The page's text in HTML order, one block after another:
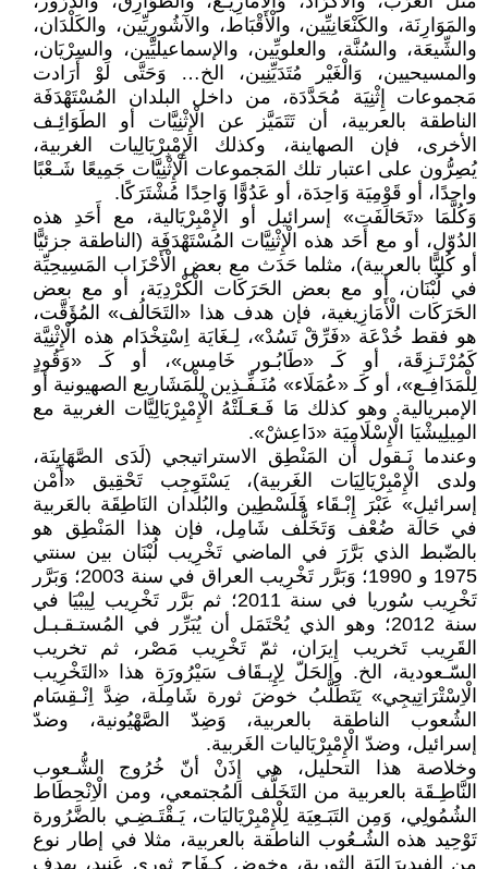
والمَوَارِنَة، والكَنْعَانِيِّين، والْأَقْبَاط، والآشُورِيِّين، والكَلْدَان،
والشِّيعَة، والسُنَّة، والعلويِّين، والإسماعيليِّين، والسِرْيَان،
والمسيحيين، وَالْغَيْر مُتَدَيِّنِين، الخ… وَحَتَّى لَوْ أَرَادت
مَجموعات إِثْنِيَة مُحَدَّدَة، من داخل البلدان المُسْتَهْدَفَة
الناطقة بالعربية، أن تَتَمَيَّز عن الْإِثْنِيَّات أو الطَوَائِـف
الأخرى، فإن الصهاينة، وكذلك الإِمْبِرْيَالِيات الغربية،
يُصِرُّون على اعتبار تلك المَجموعات الْإِثْنِيَّات جَمِيعًا شَـعْبًا
واحدًا، أو قَوْمِيَة وَاحِدَة، أو عَدُوًّا وَاحِدًا مُشْتَرَكًا.
وَكُلَّمَا «تَحَالَفَت» إسرائيل أو الْإِمْبِرْيَالية، مع أَحَدِ هذه
الدُوّل، أو مع أَحَد هذه الْإِثْنِيَّات المُسْتَهْدَفَِة (الناطقة جزئيًّا
أو كُلِيًّا بالعربية)، مثلما حَدَث مع بعض الْأَحْزَاب المَسِيحِيِّة
في لُبْنَان، أو مع بعض الحَرَكَات الْكْرْدِيَة، أو مع بعض
الحَرَكَات الْأَمَازِيغية، فإن هدف هذا «التَحَالُف» المُؤَقَّت،
هو فقط خُدْعَة «فَرِّقْ تَسُدْ»، لِـغَايَة اِسْتِخْدَام هذه الْإِثْنِيَّة
كَمُرْتَـزِقَة، أو كَـ «طَابُـور خَامِس»، أو كَـ «وَقُودٍ
لِلْمَدَافِـع»، أو كَـ «عُمَلَاء» مُنَـفِّـذِين لِلْمَشَاريع الصهيونية أو
الإمبريالية. وهو كذلك مَا فَـعَـلَتْهُ الْإِمْبِرْيَالِيَّات الغربية مع
المِيلِيشْيَا الْإِسْلَامِيَة «دَاعِشْ».
وعندما نَـقول أن المَنْطِق الاستراتيجي (لَدَى الصَّهَايِنَة،
ولدى الْإِمْبِرْيَالِيَات الغَربية)، يَسْتَوِجِب تَحْقِيق «أَمْن
إسرائيل» عَبْرَ إِبْـقَاء فَلَسْطِين والبُلدان النَاطِقَة بالعَربية
في حَالَة ضُعْف وَتَخَلُّف شَامِل، فإن هذا المَنْطِق هو
بالضّبط الذي بَرَّرَ في الماضي تَخْرِيب لُبْنَان بين سنتي
1975 و 1990؛ وَبَرَّر تَخْرِيب العراق في سنة 2003؛ وَبَرَّر
تَخْرِيب سُوريا في سنة 2011؛ ثم بَرَّر تَخْرِيب لِيبْيَا في
سنة 2012؛ وهو الذي يُحْتَمَل أن يُبَرِّر في المُستـقـبـل
القَرِيب تَخريب إِيرَان، ثمّ تَخْرِيب مَصْر، ثم تخريب
السّـعودية، الخ. والحَلّ لِإِيـقَاف سَيْرُورَة هذا «التَخْرِيب
الْاِسْتْرَاتِيجِي» يَتَطَلَّبُ خوضَ ثورة شَامِلَة، ضِدَّ اِنْـقِسَام
الشُعوب الناطقة بالعربية، وَضِدّ الصَّهْيُونية، وضدّ
إسرائيل، وضدّ الْإِمْبِرْيَاليات الغَربية.
وخلاصة هذا التحليل، هي إِذَنْ أنّ خُرُوج الشُّـعوب
النَّاطِـقَة بالعربية من التَخَلُّف المُجتمعي، ومن الْاِنْحِطَاط
الشُمُولِي، وَمِن التَبَـعِيَة لِلْإِمْبِرْيَاليَات، يَـقْتَـضِـي بالضَّرُورة
تَوْحِيد هذه الشُـعُوب الناطقة بالعربية، مثلا في إطار نوع
من الفِيدِيرَالِيَة الثورية، وخوض كِـفَاح ثوري عَنِيد، بهدف